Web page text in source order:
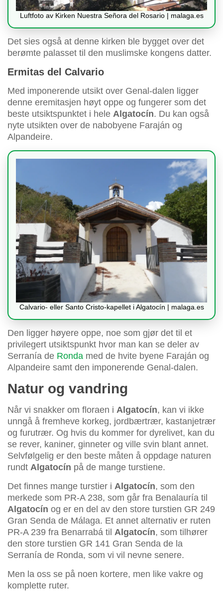
Luftfoto av Kirken Nuestra Señora del Rosario | malaga.es
Det sies også at denne kirken ble bygget over det
berømte palasset til den muslimske kongens datter.
Ermitas del Calvario
Med imponerende utsikt over Genal-dalen ligger
denne eremitasjen høyt oppe og fungerer som det
beste utsiktspunktet i hele Algatocín. Du kan også
nyte utsikten over de nabobyene Faraján og
Alpandeire.
Calvario- eller Santo Cristo-kapellet i Algatocín | malaga.es
Den ligger høyere oppe, noe som gjør det til et
privilegert utsiktspunkt hvor man kan se deler av
Serranía de Ronda med de hvite byene Faraján og
Alpandeire samt den imponerende Genal-dalen.
Natur og vandring
Når vi snakker om floraen i Algatocín, kan vi ikke
unngå å fremheve korkeg, jordbærtrær, kastanjetrær
og furutrær. Og hvis du kommer for dyrelivet, kan du
se rever, kaniner, ginneter og ville svin blant annet.
Selvfølgelig er den beste måten å oppdage naturen
rundt Algatocín på de mange turstiene.
Det finnes mange turstier i Algatocín, som den
merkede som PR-A 238, som går fra Benalauría til
Algatocín og er en del av den store turstien GR 249
Gran Senda de Málaga. Et annet alternativ er ruten
PR-A 239 fra Benarrabá til Algatocín, som tilhører
den store turstien GR 141 Gran Senda de la
Serranía de Ronda, som vi vil nevne senere.
Men la oss se på noen kortere, men like vakre og
komplette ruter.